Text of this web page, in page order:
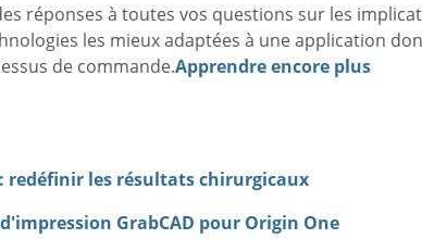
réponses à toutes vos questions sur les
les mieux adaptées à une application
de commande.Apprendre encore plus
redéfinir les résultats chirurgicaux
GrabCAD pour Origin One